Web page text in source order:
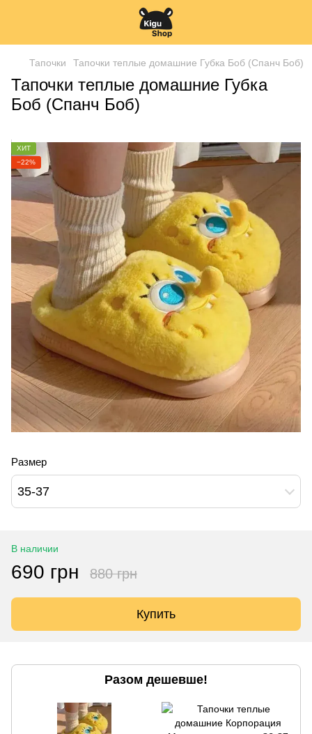
Тапочки Тапочки теплые домашние Губка Боб (Спанч Боб)
Тапочки теплые домашние Губка
Боб (Спанч Боб)
ХИТ
−22%
Размер
35-37
В наличии
690 грн 880 грн
Купить
Разом дешевше!